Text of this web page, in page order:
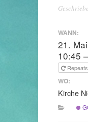
WANN:
21.
10:45
Repeats
WO:
Kirche